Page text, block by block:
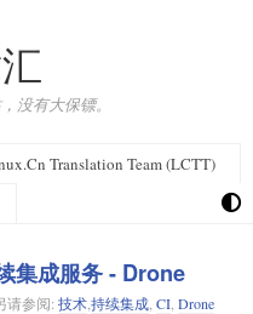
没有大保镖。
Translation Team (LCTT)
集成服务 - Drone
请参阅: 技术持续集成 CI Drone